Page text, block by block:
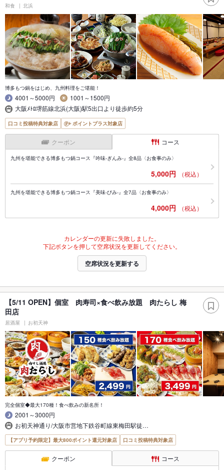
和食 北浜
博多もつ鍋をはじめ、九州料理をご堪能！
4001～5000円
1001～1500円
大阪ﾒﾄﾛ堺筋線北浜(大阪)駅5出口より徒歩約5分
口コミ投稿特典対象店 ポイントプラス対象店
クーポン コース
九州を堪能できる博多もつ鍋コース『吟味‐ぎんみ‐』全8品〈お食事のみ〉
5,000円 （税込）
九州を堪能できる博多もつ鍋コース『美味-びみ-』全7品〈お食事のみ〉
4,000円 （税込）
カレンダーの更新に失敗しました。
下記ボタンを押して空席状況を更新してください。
空席状況を更新する
【5/11 OPEN】個室 肉寿司×食べ飲み放題 肉たらし 梅
田店
居酒屋 お初天神
完全個室◆最大170種！食べ飲みの新名所！
2001～3000円
お初天神通り/大阪市営地下鉄谷町線東梅田駅徒…
【アプリ予約限定】最大800ポイント還元対象店 口コミ投稿特典対象店
クーポン コース